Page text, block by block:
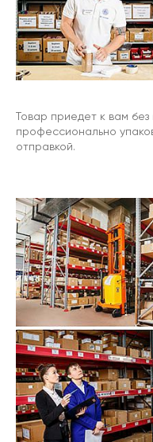
Товар приедет к вам
профессионально
отправкой.